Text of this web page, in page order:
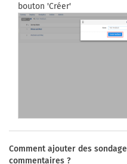
bouton 'Créer'
Comment ajouter des
commentaires ?